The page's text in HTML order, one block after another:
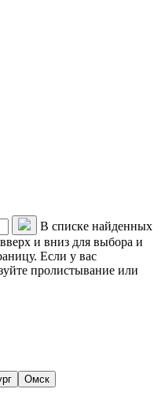
В списке найденных
и вниз для выбора и
Если у вас
пролистывание или
Омск